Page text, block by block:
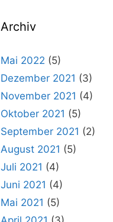
Archiv
Mai 2022 (5)
Dezember 2021 (3)
November 2021 (4)
Oktober 2021 (5)
September 2021 (2)
August 2021 (5)
Juli 2021 (4)
Juni 2021 (4)
Mai 2021 (5)